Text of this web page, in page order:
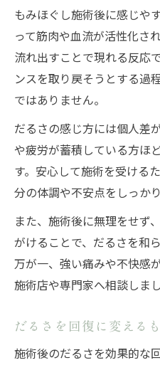
もみほぐし施術後に感じや
って筋肉や血流が活性化さ
流れ出すことで現れる反応
ンスを取り戻そうとする過
ではありません。
だるさの感じ方には個人差
や疲労が蓄積している方ほ
す。安心して施術を受ける
分の体調や不安点をしっか
また、施術後に無理をせず
がけることで、だるさを和
万が一、強い痛みや不快感
施術店や専門家へ相談しまし
だるさを回復に変える
施術後のだるさを効果的な